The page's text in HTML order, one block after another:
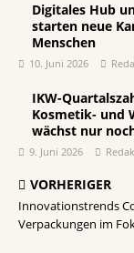
Digitales Hub
starten neue
Menschen
10. Juni 2026
IKW-
Kosmetik- und
wächst nur
9. Juni 2026
VORHERIGER
Innovationstrends
Verpackungen im